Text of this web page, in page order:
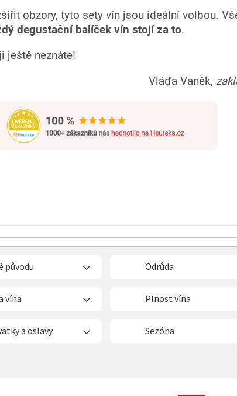
obzory, tyto sety vín jsou ideální volbou.
degustační balíček vín stojí za to.
ještě neznáte!
Vláďa Vaněk,
původu Odrůda
vína Plnost vína
a oslavy Sezóna